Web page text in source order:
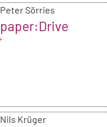
Peter Sörries
paper:Drive
Nils Krüger